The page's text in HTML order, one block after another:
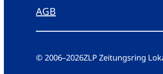
AGB
© 2006–2026ZLP Zeitungsring